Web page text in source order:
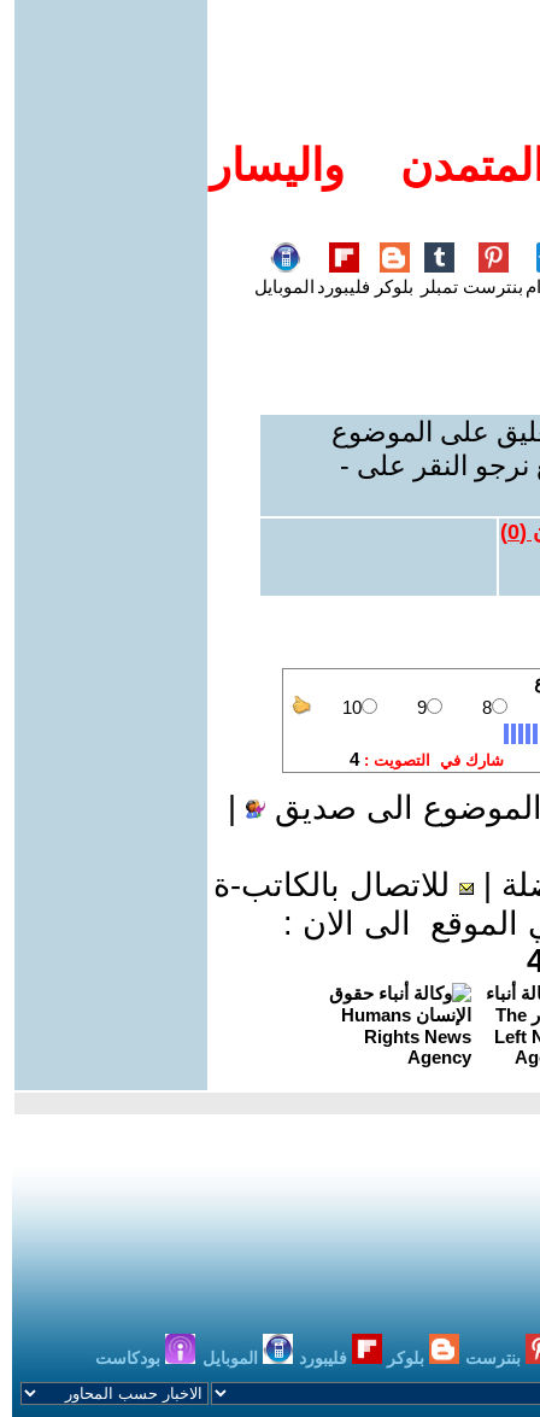
واليسار
بنترست تمبلر بلوكر فليبورد الموبايل
على الموضوع
نرجو النقر على -
(
0
)
الى صديق
للاتصال بالكاتب-ة
الى الان :
بنترست بلوكر فليبورد الموبايل بودكاست